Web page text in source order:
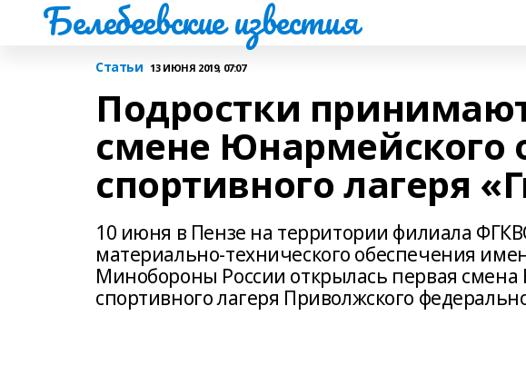
Белебеевские известия
Статьи 13 ИЮНЯ 2019, 07:07
Подростки
смене Юнармейского
спортивного лагеря
10 июня в Пензе на территории филиала
материально-технического обеспечения
Минобороны России открылась первая
спортивного лагеря Приволжского